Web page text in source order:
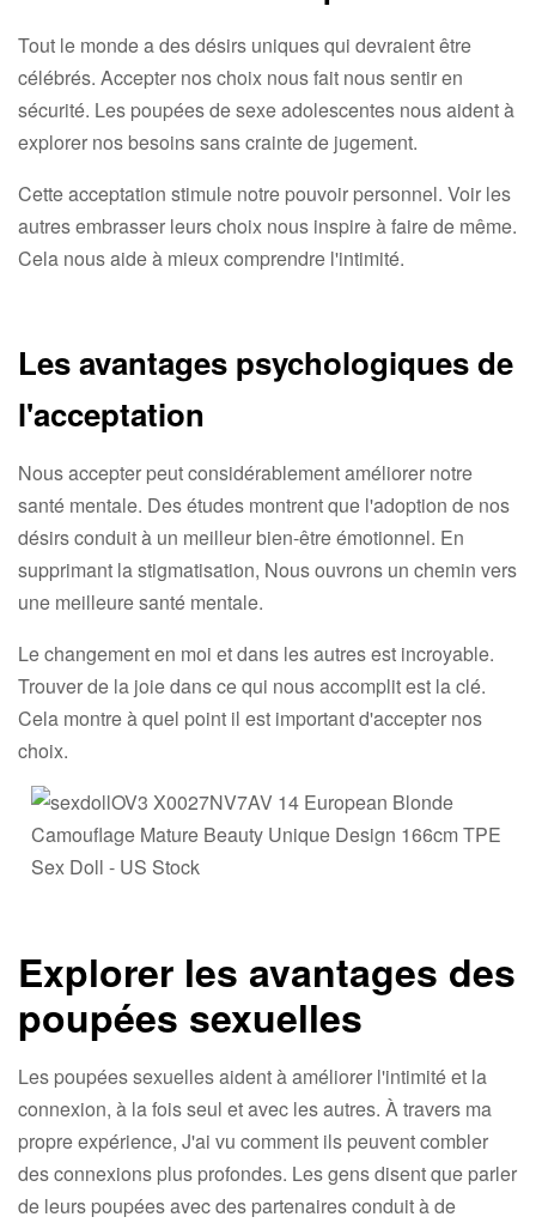
Tout le monde a des désirs uniques qui devraient être
célébrés. Accepter nos choix nous fait nous sentir en
sécurité. Les poupées de sexe adolescentes nous aident à
explorer nos besoins sans crainte de jugement.
Cette acceptation stimule notre pouvoir personnel. Voir les
autres embrasser leurs choix nous inspire à faire de même.
Cela nous aide à mieux comprendre l'intimité.
Les avantages psychologiques de
l'acceptation
Nous accepter peut considérablement améliorer notre
santé mentale. Des études montrent que l'adoption de nos
désirs conduit à un meilleur bien-être émotionnel. En
supprimant la stigmatisation, Nous ouvrons un chemin vers
une meilleure santé mentale.
Le changement en moi et dans les autres est incroyable.
Trouver de la joie dans ce qui nous accomplit est la clé.
Cela montre à quel point il est important d'accepter nos
choix.
Explorer les avantages des
poupées sexuelles
Les poupées sexuelles aident à améliorer l'intimité et la
connexion, à la fois seul et avec les autres. À travers ma
propre expérience, J'ai vu comment ils peuvent combler
des connexions plus profondes. Les gens disent que parler
de leurs poupées avec des partenaires conduit à de